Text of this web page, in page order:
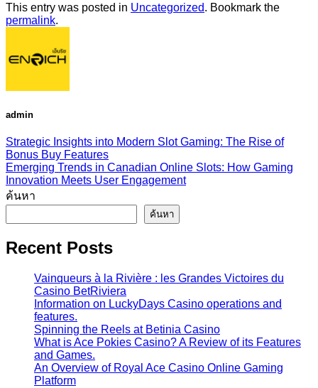
This entry was posted in Uncategorized. Bookmark the
permalink.
admin
Strategic Insights into Modern Slot Gaming: The Rise of
Bonus Buy Features
Emerging Trends in Canadian Online Slots: How Gaming
Innovation Meets User Engagement
ค้นหา
ค้นหา
Recent Posts
Vainqueurs à la Rivière : les Grandes Victoires du
Casino BetRiviera
Information on LuckyDays Casino operations and
features.
Spinning the Reels at Betinia Casino
What is Ace Pokies Casino? A Review of its Features
and Games.
An Overview of Royal Ace Casino Online Gaming
Platform